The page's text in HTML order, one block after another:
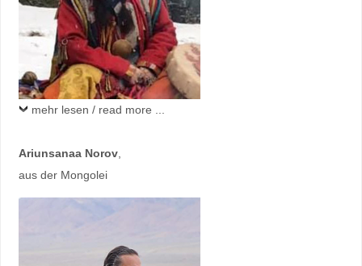
mehr lesen / read more ...
Ariunsanaa Norov,
aus der Mongolei